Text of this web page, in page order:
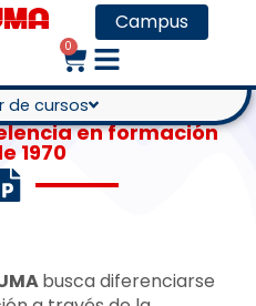
Campus
0
de cursos
y Medio
en formación
1970
busca diferenciarse